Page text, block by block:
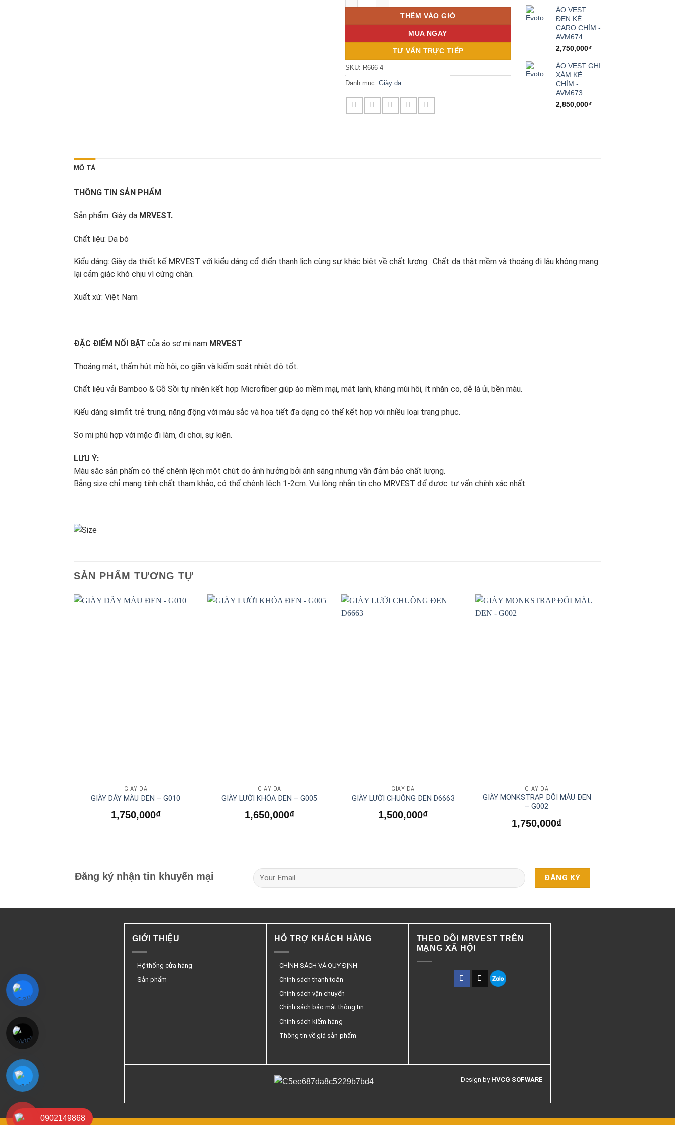
THÊM VÀO GIỎ
MUA NGAY
TƯ VẤN TRỰC TIẾP
SKU: R666-4
Danh mục: Giày da
ÁO VEST
ĐEN KẺ
CARO CHÌM -
AVM674
2,750,000₫
ÁO VEST GHI
XÁM KẺ
CHÌM -
AVM673
2,850,000₫
MÔ TẢ
THÔNG TIN SẢN PHẨM
Sản phẩm: Giày da MRVEST.
Chất liệu: Da bò
Kiểu dáng: Giày da thiết kế MRVEST với kiểu dáng cổ điển thanh lịch cùng sự khác biệt về chất lượng . Chất da thật mềm và thoáng đi lâu không mang
lại cảm giác khó chịu vì cứng chân.
Xuất xứ: Việt Nam
ĐẶC ĐIỂM NỔI BẬT của áo sơ mi nam MRVEST
Thoáng mát, thấm hút mồ hôi, co giãn và kiểm soát nhiệt độ tốt.
Chất liệu vải Bamboo & Gỗ Sồi tự nhiên kết hợp Microfiber giúp áo mềm mại, mát lạnh, kháng mùi hôi, ít nhăn co, dễ là ủi, bền màu.
Kiểu dáng slimfit trẻ trung, năng động với màu sắc và họa tiết đa dạng có thể kết hợp với nhiều loại trang phục.
Sơ mi phù hợp với mặc đi làm, đi chơi, sự kiện.
LƯU Ý:
Màu sắc sản phẩm có thể chênh lệch một chút do ảnh hưởng bởi ánh sáng nhưng vẫn đảm bảo chất lượng.
Bảng size chỉ mang tính chất tham khảo, có thể chênh lệch 1-2cm. Vui lòng nhắn tin cho MRVEST để được tư vấn chính xác nhất.
SẢN PHẨM TƯƠNG TỰ
GIÀY DA
GIÀY DÂY MÀU ĐEN – G010
1,750,000₫
GIÀY DA
GIÀY LƯỜI KHÓA ĐEN – G005
1,650,000₫
GIÀY DA
GIÀY LƯỜI CHUÔNG ĐEN D6663
1,500,000₫
GIÀY DA
GIÀY MONKSTRAP ĐÔI MÀU ĐEN
– G002
1,750,000₫
Đăng ký nhận tin khuyến mại
GIỚI THIỆU
Hệ thống cửa hàng
Sản phẩm
HỖ TRỢ KHÁCH HÀNG
CHÍNH SÁCH VÀ QUY ĐỊNH
Chính sách thanh toán
Chính sách vận chuyển
Chính sách bảo mật thông tin
Chính sách kiểm hàng
Thông tin về giá sản phẩm
THEO DÕI MRVEST TRÊN
MẠNG XÃ HỘI
Design by HVCG SOFWARE
0902149868